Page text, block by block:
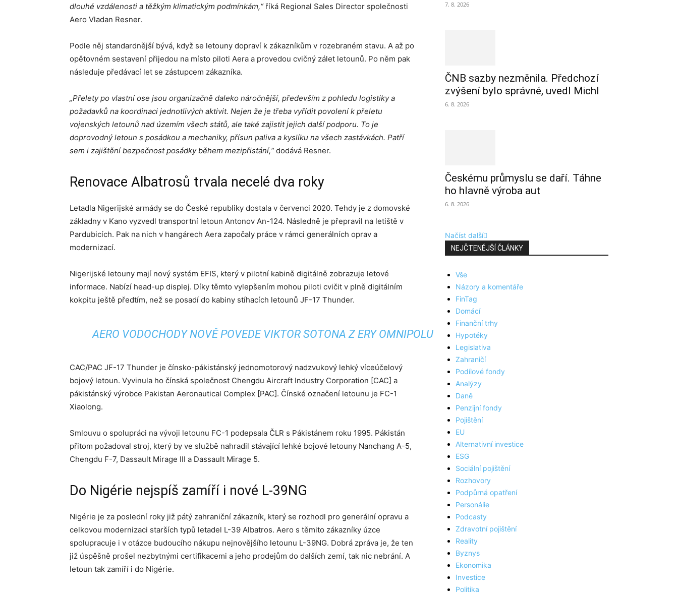
dlouhé vzdálenosti a těžkým klimatickým podmínkám,“ říká Regional Sales Director společnosti
Aero Vladan Resner.
Podle něj standardnější bývá, když se letouny dopraví k zákazníkům v rozebraném stavu. A až po
opětovném sestavení přijedou na místo piloti Aera a provedou cvičný zálet letounů. Po něm pak
následuje předávací let se zástupcem zákazníka.
„Přelety po vlastní ose jsou organizačně daleko náročnější, především z pohledu logistiky a
požadavků na koordinaci jednotlivých aktivit. Nejen že je třeba vyřídit povolení k přeletu
vojenských letounů nad územím všech států, ale také zajistit jejich další podporu. To je
doprovodný letoun s posádkou a mechaniky, přísun paliva a kyslíku na všech zastávkách. Patří
sem i zajištění bezpečnost posádky během mezipřistání,“dodává Resner.
Renovace Albatrosů trvala necelé dva roky
Letadla Nigerijské armády se do České republiky dostala v červenci 2020. Tehdy je z domovské
základny v Kano vyzvedl transportní letoun Antonov An-124. Následně je přepravil na letiště v
Pardubicích. Pak na nich v hangárech Aera započaly práce v rámci generálních oprav a
modernizací.
Nigerijské letouny mají nový systém EFIS, který v pilotní kabině digitálně zobrazuje letové
informace. Nabízí head-up displej. Díky těmto vylepšením mohou piloti cvičit v plně digitálním
kokpitu ještě předtím, než se posadí do kabiny stíhacích letounů JF-17 Thunder.
AERO VODOCHODY NOVĚ POVEDE VIKTOR SOTONA Z ERY OMNIPOLU
CAC/PAC JF-17 Thunder je čínsko-pákistánský jednomotorový nadzvukový lehký víceúčelový
bojový letoun. Vyvinula ho čínská společnost Chengdu Aircraft Industry Corporation [CAC] a
pákistánský výrobce Pakistan Aeronautical Complex [PAC]. Čínské označení letounu je FC-1
Xiaolong.
Smlouvu o spolupráci na vývoji letounu FC-1 podepsala ČLR s Pákistánem roku 1995. Pákistán
přitom požadoval stroj, který by ve službě nahradil stávající lehké bojové letouny Nanchang A-5,
Chengdu F-7, Dassault Mirage III a Dassault Mirage 5.
Do Nigérie nejspíš zamíří i nové L-39NG
Nigérie je za poslední roky již pátý zahraniční zákazník, který se rozhodl pro generální opravu a
celkovou modernizaci starších typů letadel L-39 Albatros. Aero s těmito zákazníky úzce
spolupracuje i v otázce budoucího nákupu nejnovějšího letounu L-39NG. Dobrá zpráva je, že ten
již úspěšně prošel nezbytnými certifikacemi a jeho prodejům do dalších zemí, tak nic nebrání. A
letoun tak zamíří i do Nigérie.
7. 8. 2026
ČNB sazby nezměnila. Předchozí
zvýšení bylo správné, uvedl Michl
6. 8. 2026
Českému průmyslu se daří. Táhne
ho hlavně výroba aut
6. 8. 2026
Načíst další
NEJČTENĚJŠÍ ČLÁNKY
Vše
Názory a komentáře
FinTag
Domácí
Finanční trhy
Hypotéky
Legislativa
Zahraničí
Podílové fondy
Analýzy
Daně
Penzijní fondy
Pojištění
EU
Alternativní investice
ESG
Sociální pojištění
Rozhovory
Podpůrná opatření
Personálie
Podcasty
Zdravotní pojištění
Reality
Byznys
Ekonomika
Investice
Politika